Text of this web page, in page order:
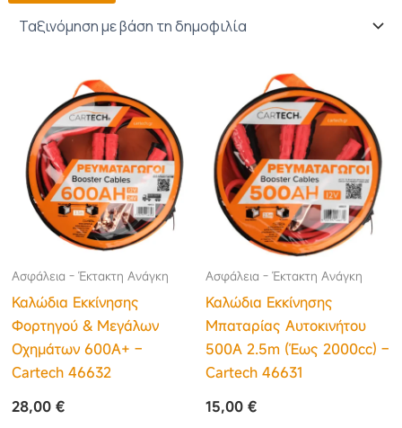
Ασφάλεια - Έκτακτη Ανάγκη
Καλώδια Εκκίνησης
Φορτηγού & Μεγάλων
Οχημάτων 600A+ –
Cartech 46632
28,00€
Ασφάλεια - Έκτακτη Ανάγκη
Καλώδια Εκκίνησης
Μπαταρίας Αυτοκινήτου
500A 2.5m (Έως 2000cc) –
Cartech 46631
15,00 €